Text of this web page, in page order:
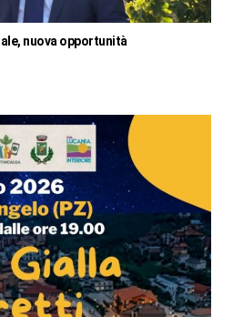
nuova opportunità